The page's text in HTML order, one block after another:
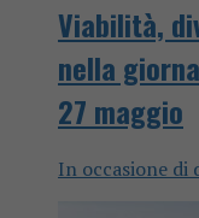
Viabilità,
nella
27 maggio
In occasione di